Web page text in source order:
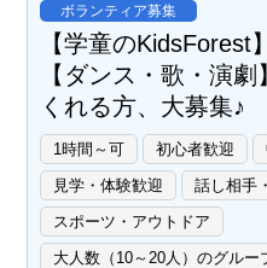
ボランティア募集
【学童のKidsForest】
【ダンス・歌・演
くれる方、大募集♪
1時間～可 初心者歓迎
見学・体験歓迎
話し相手
スポーツ・アウトドア
大人数（10～20人）のグルー